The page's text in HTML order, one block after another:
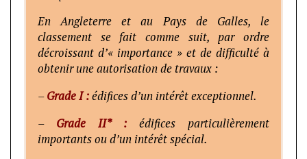
En Angleterre et au Pays de Galles, le
classement se fait comme suit, par ordre
décroissant d’« importance » et de difficulté à
obtenir une autorisation de travaux :
–Grade I :édifices d’un intérêt exceptionnel.
– Grade II* : édifices particulièrement
importants ou d’un intérêt spécial.